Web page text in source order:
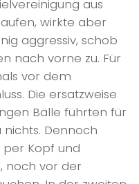
aus
wirkte aber
aggressiv, schob
nach vorne zu. Für
vor dem
Die ersatzweise
Bälle führten für
Dennoch
per Kopf und
noch vor der